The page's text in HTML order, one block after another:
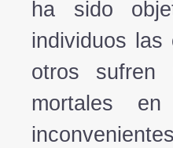
ha sido
individuos las
otros sufren
mortales